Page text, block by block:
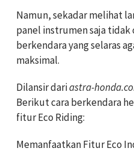
Namun, sekadar melihat
panel instrumen saja
berkendara yang selaras
maksimal.
Dilansir dariastra-
Berikut cara berkendara
fitur Eco Riding:
Memanfaatkan Fitur Eco